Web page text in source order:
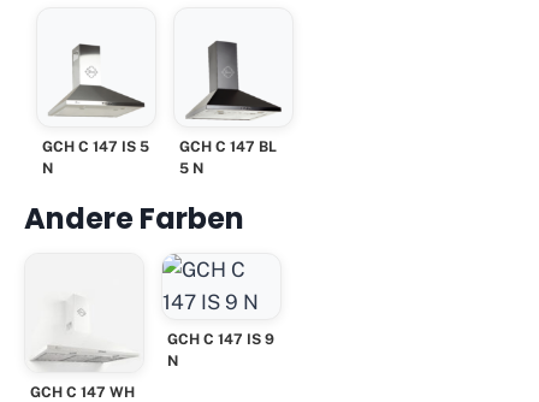
GCH C 147 IS 5
N
GCH C 147 BL
5 N
Andere Farben
GCH C 147 WH
GCH C 147 IS 9
N